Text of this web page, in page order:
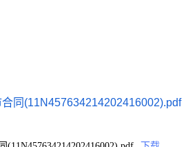
同(11N457634214202416002).pdf